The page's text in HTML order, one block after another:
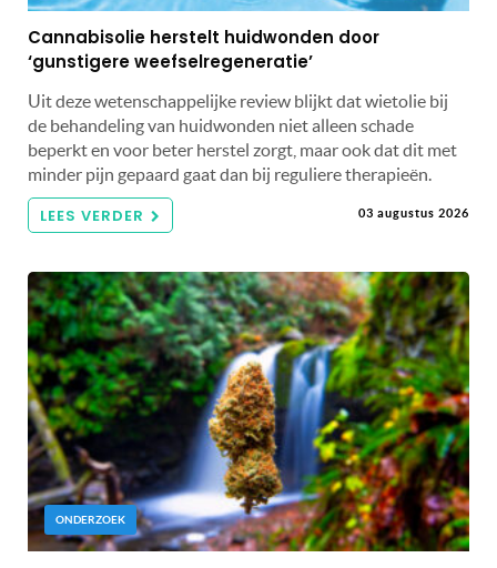
Cannabisolie herstelt huidwonden door
‘gunstigere weefselregeneratie’
Uit deze wetenschappelijke review blijkt dat wietolie bij
de behandeling van huidwonden niet alleen schade
beperkt en voor beter herstel zorgt, maar ook dat dit met
minder pijn gepaard gaat dan bij reguliere therapieën.
LEES VERDER 03 augustus 2026
ONDERZOEK